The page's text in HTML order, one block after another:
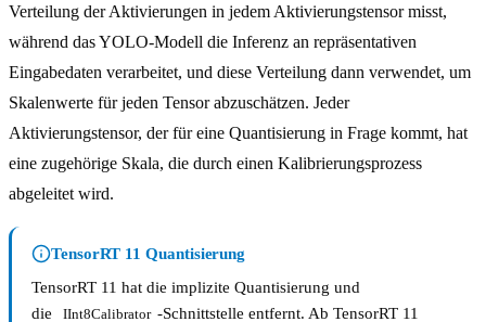
Verteilung der Aktivierungen in jedem Aktivierungstensor misst,
während das YOLO-Modell die Inferenz an repräsentativen
Eingabedaten verarbeitet, und diese Verteilung dann verwendet, um
Skalenwerte für jeden Tensor abzuschätzen. Jeder
Aktivierungstensor, der für eine Quantisierung in Frage kommt, hat
eine zugehörige Skala, die durch einen Kalibrierungsprozess
abgeleitet wird.
TensorRT 11 Quantisierung
TensorRT 11 hat die implizite Quantisierung und
die
IInt8Calibrator -Schnittstelle entfernt. Ab TensorRT 11